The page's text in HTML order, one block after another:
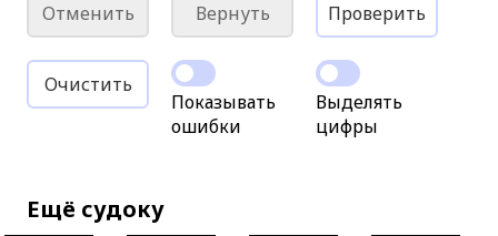
Отменить Вернуть Проверить
Очистить
Показывать
ошибки
Выделять
цифры
Ещё судоку